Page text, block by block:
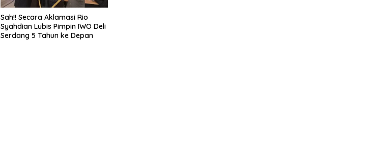
Sah!! Secara Aklamasi Rio
Syahdian Lubis Pimpin IWO Deli
Serdang 5 Tahun ke Depan